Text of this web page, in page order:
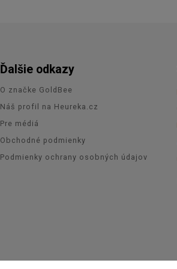
Ďalšie odkazy
O značke GoldBee
Náš profil na Heureka.cz
Pre médiá
Obchodné podmienky
Podmienky ochrany osobných údajov